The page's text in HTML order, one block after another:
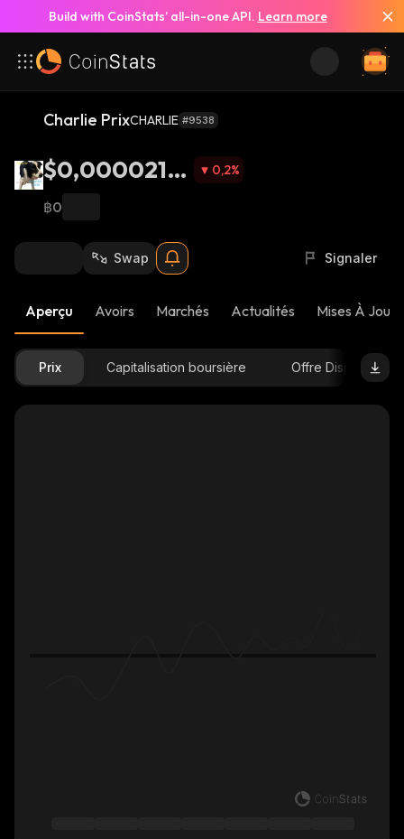
Build with CoinStats’ all-in-one API. Learn more
Charlie PrixCHARLIE #9538
$0,0000218
3
0,2%
฿0
Swap Signaler
Aperçu Avoirs Marchés Actualités Mises À Jour
Prix Capitalisation boursière Offre Disponible